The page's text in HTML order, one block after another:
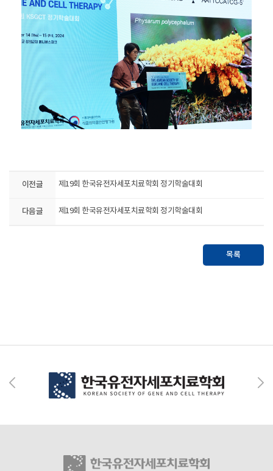
이전글 제19회 한국유전자세포치료학회 정기학술대회
다음글 제19회 한국유전자세포치료학회 정기학술대회
목록